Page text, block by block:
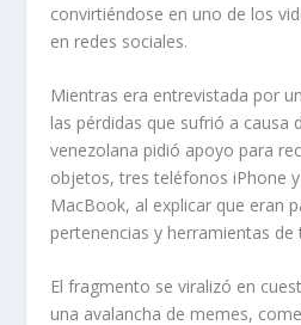
convirtiéndose en uno de los
en redes sociales.
Mientras era entrevistada por
las pérdidas que sufrió a causa
venezolana pidió apoyo para
objetos, tres teléfonos iPhone
MacBook, al explicar que eran
pertenencias y herramientas de
El fragmento se viralizó en
una avalancha de memes,